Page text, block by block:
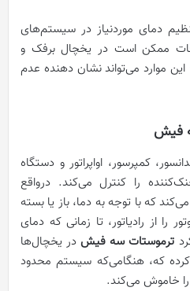
دمای موردنیاز در سیستم‌های
ممکن است در یخچال برفک و
موارد می‌تواند نشان ‌دهنده عدم
فیش
کمپرسور، اواپراتور و دستگاه
را کنترل می‌کند. درواقع
که با توجه به دما، باز یا بسته
را از رادیاتور، تا زمانی که دمای
ترموستات سه فیشدر یخچال‌ها
که، هنگامی‌که سیستم محدود
خاموش می‌کند.